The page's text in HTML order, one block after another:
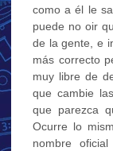
como a él le
puede no oir
de la gente, e
más correcto
muy libre de
que cambie
que parezca
Ocurre lo
nombre